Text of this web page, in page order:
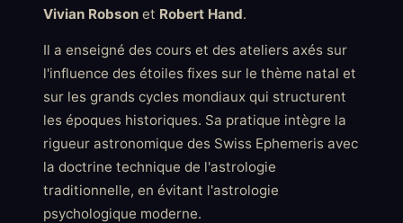
Vivian Robson et Robert Hand.
Il a enseigné des cours et des ateliers axés sur
l'influence des étoiles fixes sur le thème natal et
sur les grands cycles mondiaux qui structurent
les époques historiques. Sa pratique intègre la
rigueur astronomique des Swiss Ephemeris avec
la doctrine technique de l'astrologie
traditionnelle, en évitant l'astrologie
psychologique moderne.